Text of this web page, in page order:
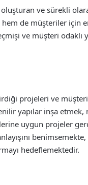
ve sürekli
de müşteriler için
ve müşteri odaklı
projeleri ve
yapılar inşa
uygun projeler
benimsemekte,
hedeflemektedir.